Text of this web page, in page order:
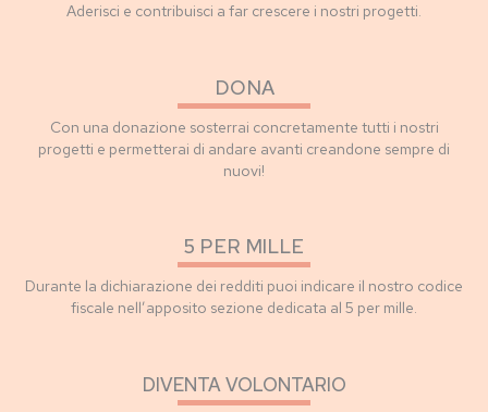
Aderisci e contribuisci a far crescere i nostri progetti.
DONA
Con una donazione sosterrai concretamente tutti i nostri
progetti e permetterai di andare avanti creandone sempre di
nuovi!
5 PER MILLE
Durante la dichiarazione dei redditi puoi indicare il nostro codice
fiscale nell’apposito sezione dedicata al 5 per mille.
DIVENTA VOLONTARIO